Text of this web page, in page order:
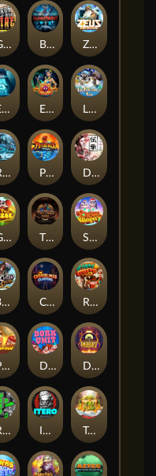
Crownlings Clusters
Eye of Medusa
Zeus Ze Zecond
The Cursed King
Rad Maxx
Phoenix
LE FOOTBALL FAN
Grug Make Fire
3 Cursed Chests™
Piggy Cluster Hunt Dork Unit
Rusty & Curly
Bloodthirst
Densho
Get The Cheese
Tai The Toad
Snow Slingers
Rise of Ymir
Evil Eyes
ITERO
Desert Temple